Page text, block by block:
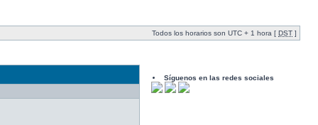
Todos los horarios son UTC + 1 hora [ DST ]
Síguenos en las redes sociales